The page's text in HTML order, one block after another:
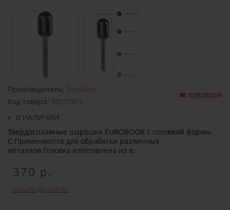
Производитель: Euroboor
Код товара: RB.C0303
В НАЛИЧИИ
Твердосплавные шарошки EUROBOOR с головкой формы
C.Применяются для обработки различных
металлов.Головка изготовлена из в..
370 р.
НАШЛИ ДЕШЕВЛЕ?